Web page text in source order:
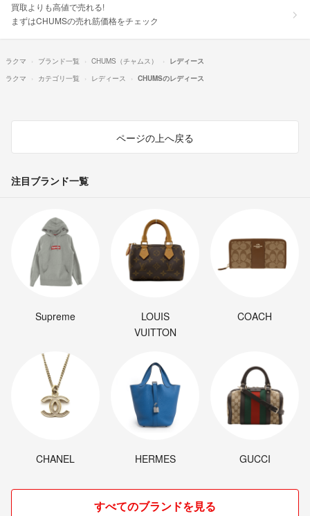
買取よりも高値で売れる!
まずはCHUMSの売れ筋価格をチェック
ラクマ ブランド一覧 CHUMS（チャムス）
レディース
ラクマ
カテゴリ一覧 レディース CHUMSのレディース
ページの上へ戻る
注目ブランド一覧
Supreme
LOUIS
VUITTON
COACH
CHANEL HERMES GUCCI
すべてのブランドを見る